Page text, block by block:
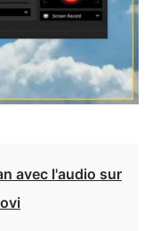
avec l'audio sur